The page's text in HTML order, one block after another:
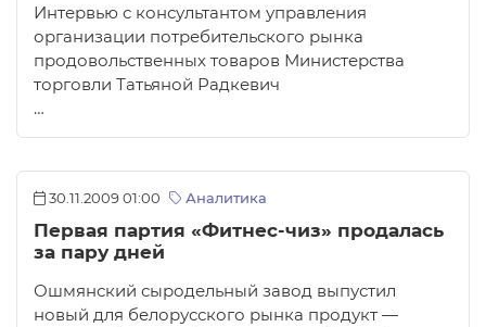
Интервью с консультантом управления
организации потребительского рынка
продовольственных товаров Министерства
торговли Татьяной Радкевич
…
30.11.2009 01:00 Аналитика
Первая партия «Фитнес-чиз» продалась
за пару дней
Ошмянский сыродельный завод выпустил
новый для белорусского рынка продукт —